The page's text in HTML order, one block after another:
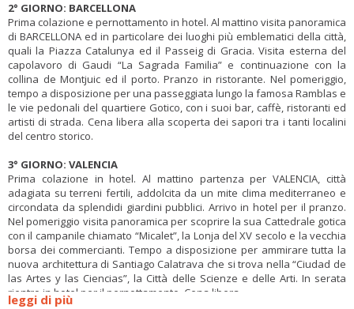
2° GIORNO: BARCELLONA
Prima colazione e pernottamento in hotel. Al mattino visita panoramica
di BARCELLONA ed in particolare dei luoghi più emblematici della città,
quali la Piazza Catalunya ed il Passeig di Gracia. Visita esterna del
capolavoro di Gaudi “La Sagrada Familia” e continuazione con la
collina de Montjuic ed il porto. Pranzo in ristorante. Nel pomeriggio,
tempo a disposizione per una passeggiata lungo la famosa Ramblas e
le vie pedonali del quartiere Gotico, con i suoi bar, caffè, ristoranti ed
artisti di strada. Cena libera alla scoperta dei sapori tra i tanti localini
del centro storico.
3° GIORNO: VALENCIA
Prima colazione in hotel. Al mattino partenza per VALENCIA, città
adagiata su terreni fertili, addolcita da un mite clima mediterraneo e
circondata da splendidi giardini pubblici. Arrivo in hotel per il pranzo.
Nel pomeriggio visita panoramica per scoprire la sua Cattedrale gotica
con il campanile chiamato “Micalet”, la Lonja del XV secolo e la vecchia
borsa dei commercianti. Tempo a disposizione per ammirare tutta la
nuova architettura di Santiago Calatrava che si trova nella “Ciudad de
las Artes y las Ciencias”, la Città delle Scienze e delle Arti. In serata
rientro in hotel per il pernottamento. Cena libera.
leggi di più